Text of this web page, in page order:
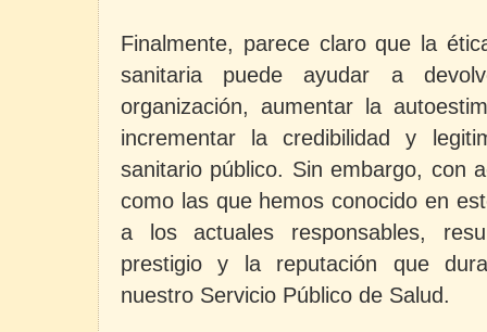
Finalmente, parece claro que la
sanitaria puede ayudar a
organización, aumentar la
incrementar la credibilidad y
sanitario público. Sin embargo, con
como las que hemos conocido en
a los actuales responsables,
prestigio y la reputación que
nuestro Servicio Público de Salud.